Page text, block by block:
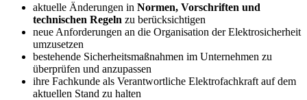
aktuelle Änderungen in Normen, Vorschriften und
technischen Regeln zu berücksichtigen
neue Anforderungen an die Organisation der Elektrosicherheit
umzusetzen
bestehende Sicherheitsmaßnahmen im Unternehmen zu
überprüfen und anzupassen
ihre Fachkunde als Verantwortliche Elektrofachkraft auf dem
aktuellen Stand zu halten